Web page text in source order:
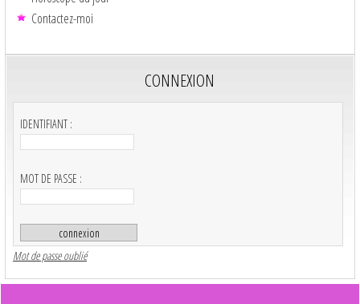
Contactez-moi
CONNEXION
IDENTIFIANT :
MOT DE PASSE :
Mot de passe oublié